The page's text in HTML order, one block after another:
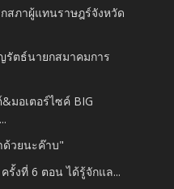
ภาผู้แทนราษฎร์จังหวัด
ตธ์นายกสมาคมการ
มอเตอร์ไซค์ BIG
ด้วยนะค๊าบ"
รั้งที่ 6 ตอน ได้รู้จักแล...